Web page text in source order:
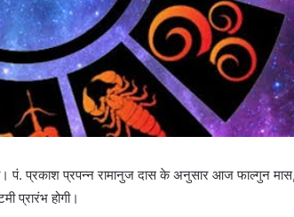
पं. प्रकाश प्रपन्न रामानुज दास के अनुसार आज फाल्गुन
प्रारंभ होगी।